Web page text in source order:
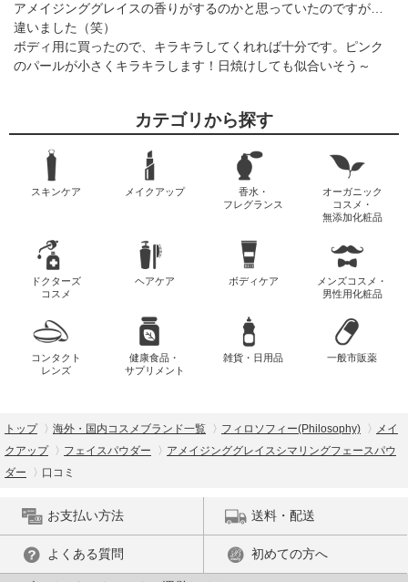
アメイジンググレイスの香りがするのかと思っていたのですが…
違いました（笑）
ボディ用に買ったので、キラキラしてくれれば十分です。ピンク
のパールが小さくキラキラします！日焼けしても似合いそう～
カテゴリから探す
スキンケア メイクアップ
香水・
フレグランス
オーガニック
コスメ・
無添加化粧品
ドクターズ
コスメ
ヘアケア ボディケア
メンズコスメ・
男性用化粧品
コンタクト
レンズ
健康食品・
サプリメント
雑貨・日用品 一般市販薬
トップ 海外・国内コスメブランド一覧 フィロソフィー(Philosophy)
メイ
クアップ
フェイスパウダー
アメイジンググレイスシマリングフェースパウ
ダー
口コミ
お支払い方法 送料・配送
よくある質問 初めての方へ